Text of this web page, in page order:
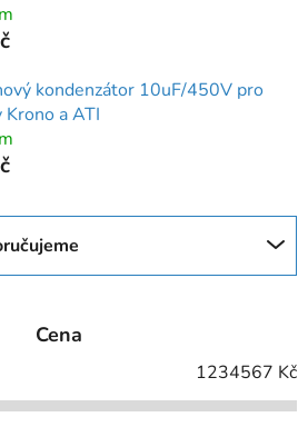
kondenzátor 10uF/450V pro
Krono a ATI
Cena
1234567 Kč